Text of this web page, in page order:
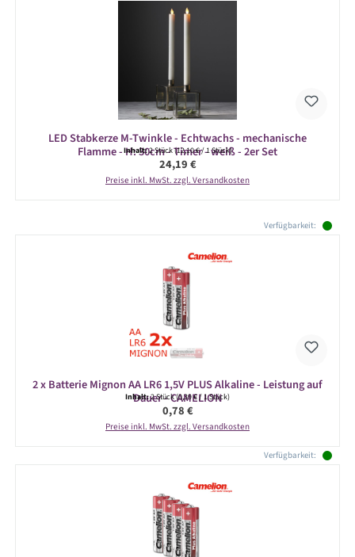
LED Stabkerze M-Twinkle - Echtwachs - mechanische
Flamme - H: 30cm - Timer - weiß - 2er Set
Inhalt:2 Stück(12,10 € / 1 Stück)
Regulärer Preis:
24,19 €
Preise inkl. MwSt. zzgl. Versandkosten
Verfügbarkeit:
2 x Batterie Mignon AA LR6 1,5V PLUS Alkaline - Leistung auf
Dauer - CAMELION
Inhalt:2 Stück(0,39 € / 1 Stück)
Regulärer Preis:
0,78 €
Preise inkl. MwSt. zzgl. Versandkosten
Verfügbarkeit: